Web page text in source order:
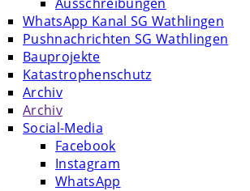
WhatsApp Kanal SG Wathlingen
Pushnachrichten SG Wathlingen
Bauprojekte
Katastrophenschutz
Archiv
Archiv
Social-Media
Facebook
Instagram
WhatsApp